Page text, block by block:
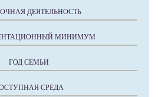
ДЕЯТЕЛЬНОСТЬ
МИНИМУМ
ГОД СЕМЬИ
СРЕДА